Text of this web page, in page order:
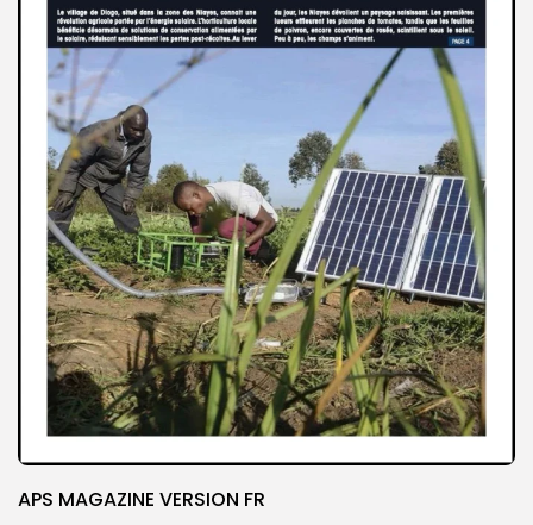
APS MAGAZINE VERSION FR